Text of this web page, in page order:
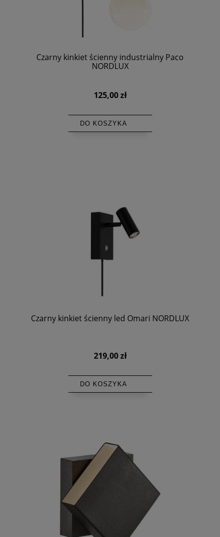
Czarny kinkiet ścienny industrialny Paco
NORDLUX
125,00 zł
DO KOSZYKA
Czarny kinkiet ścienny led Omari NORDLUX
219,00 zł
DO KOSZYKA